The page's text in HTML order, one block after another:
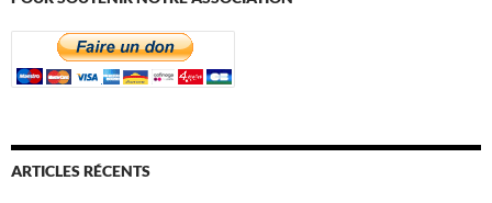
ARTICLES RÉCENTS